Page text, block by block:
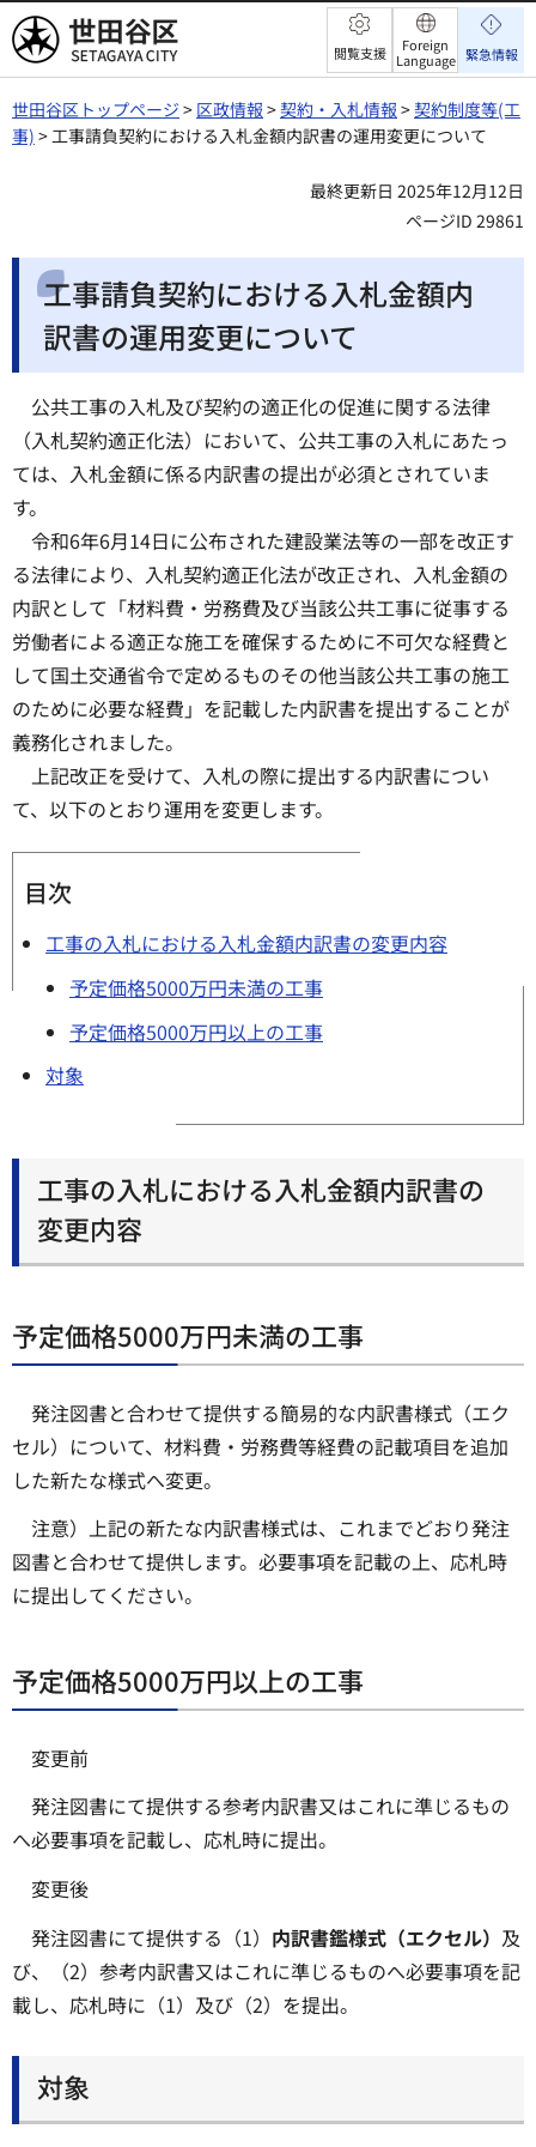
世田谷区 閲覧支援
Foreign
Language 緊急情報
世田谷区トップページ > 区政情報 >契約・入札情報 >契約制度等(工
事) > 工事請負契約における入札金額内訳書の運用変更について
最終更新日 2025年12月12日
ページID 29861
工事請負契約における入札金額内
訳書の運用変更について
公共工事の入札及び契約の適正化の促進に関する法律
（入札契約適正化法）において、公共工事の入札にあたっ
ては、入札金額に係る内訳書の提出が必須とされていま
す。
令和6年6月14日に公布された建設業法等の一部を改正す
る法律により、入札契約適正化法が改正され、入札金額の
内訳として「材料費・労務費及び当該公共工事に従事する
労働者による適正な施工を確保するために不可欠な経費と
して国土交通省令で定めるものその他当該公共工事の施工
のために必要な経費」を記載した内訳書を提出することが
義務化されました。
上記改正を受けて、入札の際に提出する内訳書につい
て、以下のとおり運用を変更します。
目次
工事の入札における入札金額内訳書の変更内容
予定価格5000万円未満の工事
予定価格5000万円以上の工事
対象
工事の入札における入札金額内訳書の
変更内容
予定価格5000万円未満の工事
発注図書と合わせて提供する簡易的な内訳書様式（エク
セル）について、材料費・労務費等経費の記載項目を追加
した新たな様式へ変更。
注意）上記の新たな内訳書様式は、これまでどおり発注
図書と合わせて提供します。必要事項を記載の上、応札時
に提出してください。
予定価格5000万円以上の工事
変更前
発注図書にて提供する参考内訳書又はこれに準じるもの
へ必要事項を記載し、応札時に提出。
変更後
発注図書にて提供する（1） 内訳書鑑様式（エクセル） 及
び、（2）参考内訳書又はこれに準じるものへ必要事項を記
載し、応札時に（1）及び（2）を提出。
対象